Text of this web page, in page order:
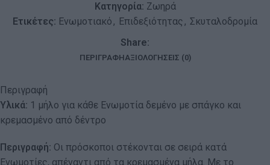
Κατηγορία: Ζωηρά
Ετικέτες: Ενωμοτιακό , Επιδεξιότητας , Σκυταλοδρομία
Share:
ΠΕΡΙΓΡΑΦΉΑΞΙΟΛΟΓΉΣΕΙΣ (0)
Περιγραφή
Υλικά: 1 μήλο για κάθε Ενωμοτία δεμένο με σπάγκο και
κρεμασμένο από δέντρο
Περιγραφή: Οι πρόσκοποι στέκονται σε σειρά κατά
Ενωμοτίες, απέναντι από τα κρεμασμένα μήλα. Με το